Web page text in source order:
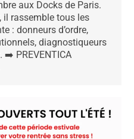
aux Docks de Paris.
il rassemble tous les
: donneurs d’ordre,
diagnostiqueurs
➡️ PREVENTICA